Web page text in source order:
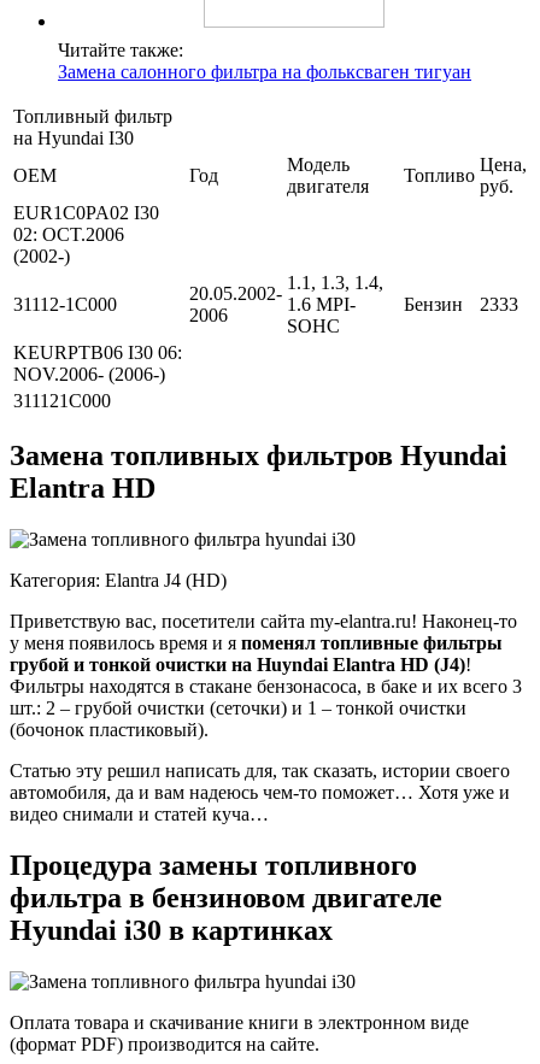
Читайте также:
Замена салонного фильтра на фольксваген тигуан
Топливный фильтр
на Hyundai I30
OEM
Год
Модель
двигателя
Топливо
Цена,
руб.
EUR1C0PA02 I30
02: OCT.2006
(2002-)
31112-1С000
20.05.2002-
2006
1.1, 1.3, 1.4,
1.6 MPI-
SOHC
Бензин 2333
KEURPTB06 I30 06:
NOV.2006- (2006-)
311121C000
Замена топливных фильтров Hyundai
Elantra HD
Категория: Elantra J4 (HD)
Приветствую вас, посетители сайта my-elantra.ru! Наконец-то
у меня появилось время и я поменял топливные фильтры
грубой и тонкой очистки на Huyndai Elantra HD (J4)!
Фильтры находятся в стакане бензонасоса, в баке и их всего 3
шт.: 2 – грубой очистки (сеточки) и 1 – тонкой очистки
(бочонок пластиковый).
Статью эту решил написать для, так сказать, истории своего
автомобиля, да и вам надеюсь чем-то поможет… Хотя уже и
видео снимали и статей куча…
Процедура замены топливного
фильтра в бензиновом двигателе
Hyundai i30 в картинках
Оплата товара и скачивание книги в электронном виде
(формат PDF) производится на сайте.